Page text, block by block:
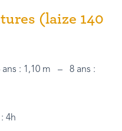
(laize 140
: 1,10 m – 8 ans :
4h